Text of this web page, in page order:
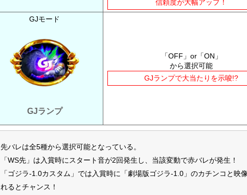
信頼度が大幅アップ！
GJモード
GJランプ
「OFF」or「ON」
から選択可能
GJランプで大当たりを示唆!?
先バレは全5種から選択可能となっている。
「WS先」は入賞時にスタート音が2回発生し、当該変動で赤バレが発生！
「ゴジラ-1.0カスタム」では入賞時に「劇場版ゴジラ-1.0」のカチンコと映
れるとチャンス！